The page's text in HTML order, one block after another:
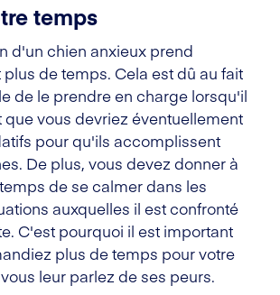
temps
d'un chien anxieux prend
de temps. Cela est dû au fait
de le prendre en charge lorsqu'il
que vous devriez éventuellement
pour qu'ils accomplissent
De plus, vous devez donner à
de se calmer dans les
auxquelles il est confronté
C'est pourquoi il est important
plus de temps pour votre
leur parlez de ses peurs.